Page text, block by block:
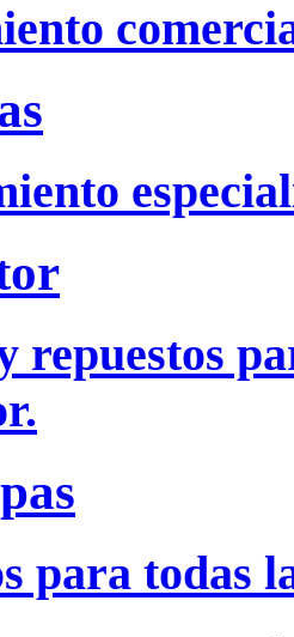
repuestos
para todas